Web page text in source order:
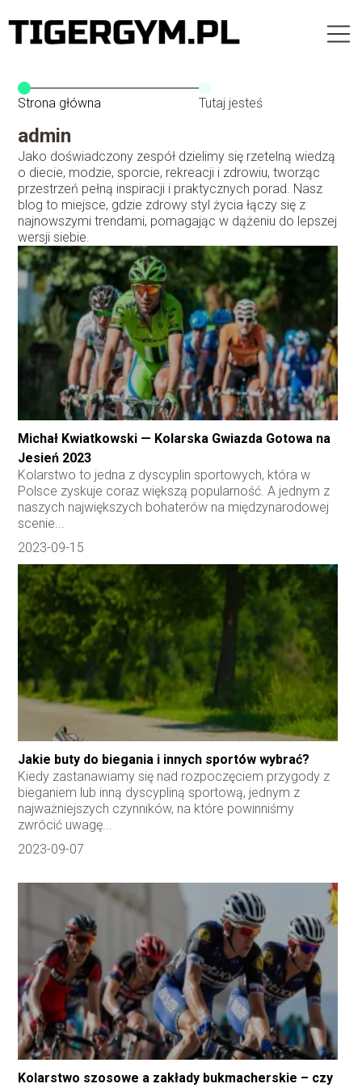
Strona główna Tutaj jesteś
admin
Jako doświadczony zespół dzielimy się rzetelną wiedzą
o diecie, modzie, sporcie, rekreacji i zdrowiu, tworząc
przestrzeń pełną inspiracji i praktycznych porad. Nasz
blog to miejsce, gdzie zdrowy styl życia łączy się z
najnowszymi trendami, pomagając w dążeniu do lepszej
wersji siebie.
Michał Kwiatkowski — Kolarska Gwiazda Gotowa na
Jesień 2023
Kolarstwo to jedna z dyscyplin sportowych, która w
Polsce zyskuje coraz większą popularność. A jednym z
naszych największych bohaterów na międzynarodowej
scenie...
2023-09-15
Jakie buty do biegania i innych sportów wybrać?
Kiedy zastanawiamy się nad rozpoczęciem przygody z
bieganiem lub inną dyscypliną sportową, jednym z
najważniejszych czynników, na które powinniśmy
zwrócić uwagę...
2023-09-07
Kolarstwo szosowe a zakłady bukmacherskie – czy